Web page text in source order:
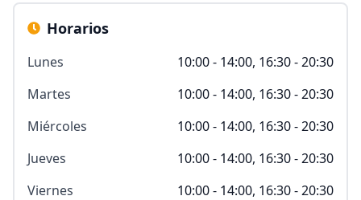
Horarios
Lunes
10:00 - 14:00, 16:30 - 20:30
Martes
10:00 - 14:00, 16:30 - 20:30
Miércoles
10:00 - 14:00, 16:30 - 20:30
Jueves
10:00 - 14:00, 16:30 - 20:30
Viernes
10:00 - 14:00, 16:30 - 20:30